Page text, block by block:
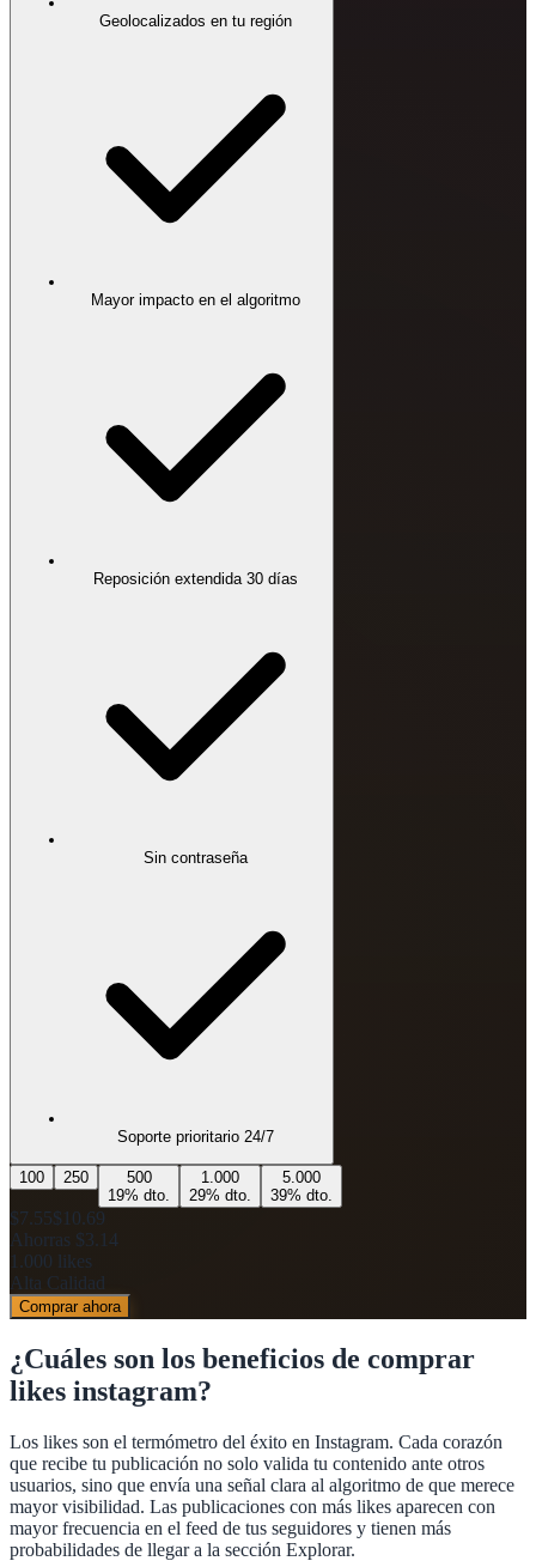
Geolocalizados en tu región
Mayor impacto en el algoritmo
Reposición extendida 30 días
Sin contraseña
Soporte prioritario 24/7
100 250
500
19% dto.
1.000
29% dto.
5.000
39% dto.
$7.55$10.69
Ahorras $3.14
1.000 likes
Alta Calidad
Comprar ahora
¿Cuáles son los beneficios de comprar
likes instagram?
Los likes son el termómetro del éxito en Instagram. Cada corazón
que recibe tu publicación no solo valida tu contenido ante otros
usuarios, sino que envía una señal clara al algoritmo de que merece
mayor visibilidad. Las publicaciones con más likes aparecen con
mayor frecuencia en el feed de tus seguidores y tienen más
probabilidades de llegar a la sección Explorar.